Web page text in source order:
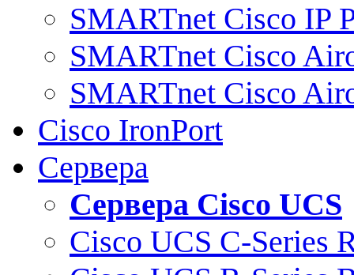
SMARTnet Cisco IP
SMARTnet Cisco
SMARTnet Cisco
Cisco IronPort
Сервера
Сервера Cisco UCS
Cisco UCS C-Series